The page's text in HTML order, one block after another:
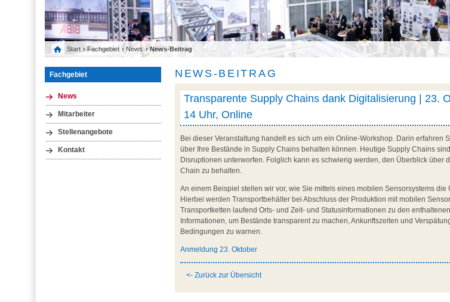
Start › Fachgebiet ›News › News-Beitrag
Fachgebiet
News
Mitarbeiter
Stellenangebote
Kontakt
NEWS-BEITRAG
Transparente Supply Chains dank Digitalisierung | 23.
14 Uhr, Online
Bei dieser Veranstaltung handelt es sich um ein Online-Workshop. Darin erfahren
über Ihre Bestände in Supply Chains behalten können. Heutige Supply Chains
Disruptionen unterworfen. Folglich kann es schwierig werden, den Überblick über
Chain zu behalten.
An einem Beispiel stellen wir vor, wie Sie mittels eines mobilen Sensorsystems
Hierbei werden Transportbehälter bei Abschluss der Produktion mit mobilen
Transportketten laufend Orts- und Zeit- und Statusinformationen zu den
Informationen, um Bestände transparent zu machen, Ankunftszeiten und
Bedingungen zu warnen.
Anmeldung 23. Oktober
<- Zurück zur Übersicht